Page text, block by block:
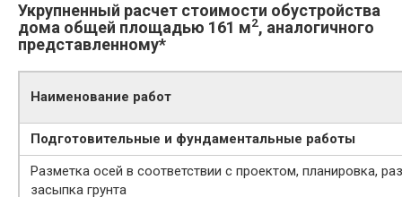
Укрупненный расчет стоимости обустройства
дома общей площадью 161 м2, аналогичного
представленному*
Наименование работ
Подготовительные и фундаментальные работы
Разметка осей в соответствии с проектом, планировка,
засыпка грунта